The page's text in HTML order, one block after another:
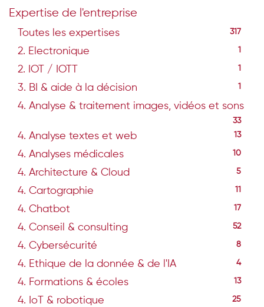
Expertise de l'entreprise
Toutes les expertises 317
2. Electronique 1
2. IOT / IOTT 1
3. BI & aide à la décision 1
4. Analyse & traitement images, vidéos et sons
33
4. Analyse textes et web 13
4. Analyses médicales 10
4. Architecture & Cloud 5
4. Cartographie
4. Chatbot 17
4. Conseil & consulting 52
4. Cybersécurité 8
4. Ethique de la donnée & de l'IA 4
4. Formations & écoles 13
4. IoT & robotique 25